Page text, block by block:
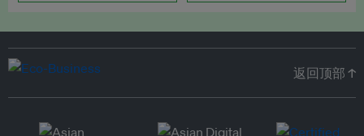
返回顶部 ↑